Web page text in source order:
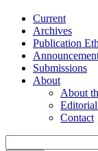
Current
Archives
Publication
Submissions
About
About
Contact